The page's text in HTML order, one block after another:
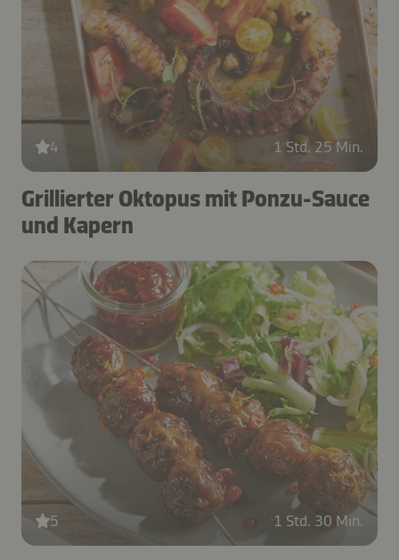
4 1 Std. 25 Min.
Grillierter Oktopus mit Ponzu-Sauce
und Kapern
5 1 Std. 30 Min.